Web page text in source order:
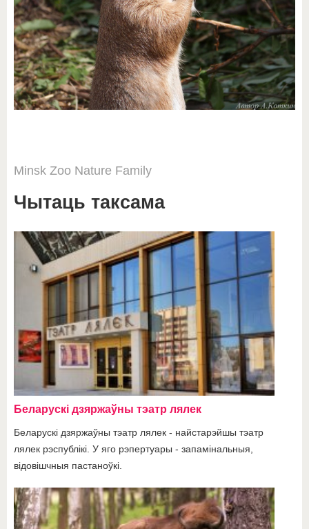
Minsk Zoo Nature Family
Чытаць таксама
Беларускі дзяржаўны тэатр лялек
Беларускі дзяржаўны тэатр лялек - найстарэйшы тэатр
лялек рэспублікі. У яго рэпертуары - запамінальныя,
відовішчныя пастаноўкі.